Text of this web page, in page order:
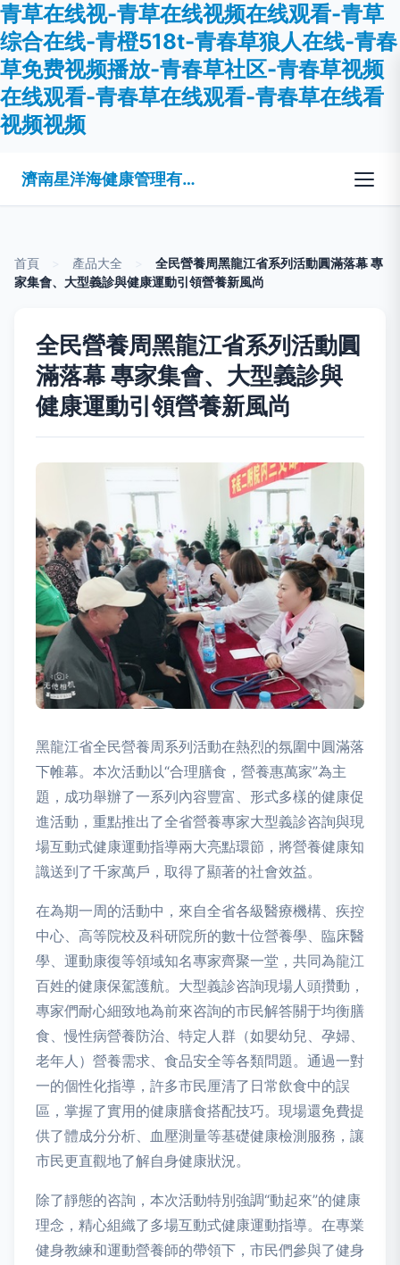
青草在线视-青草在线视频在线观看-青草
综合在线-青橙518t-青春草狼人在线-青春
草免费视频播放-青春草社区-青春草视频
在线观看-青春草在线观看-青春草在线看
视频视频
濟南星洋海健康管理有限公司
首頁 產品大全
全民營養周黑龍江省系列活動圓滿落幕 專
家集會、大型義診與健康運動引領營養新風尚
全民營養周黑龍江省系列活動圓
滿落幕 專家集會、大型義診與
健康運動引領營養新風尚
黑龍江省全民營養周系列活動在熱烈的氛圍中圓滿落
下帷幕。本次活動以“合理膳食，營養惠萬家”為主
題，成功舉辦了一系列內容豐富、形式多樣的健康促
進活動，重點推出了全省營養專家大型義診咨詢與現
場互動式健康運動指導兩大亮點環節，將營養健康知
識送到了千家萬戶，取得了顯著的社會效益。
在為期一周的活動中，來自全省各級醫療機構、疾控
中心、高等院校及科研院所的數十位營養學、臨床醫
學、運動康復等領域知名專家齊聚一堂，共同為龍江
百姓的健康保駕護航。大型義診咨詢現場人頭攢動，
專家們耐心細致地為前來咨詢的市民解答關于均衡膳
食、慢性病營養防治、特定人群（如嬰幼兒、孕婦、
老年人）營養需求、食品安全等各類問題。通過一對
一的個性化指導，許多市民厘清了日常飲食中的誤
區，掌握了實用的健康膳食搭配技巧。現場還免費提
供了體成分分析、血壓測量等基礎健康檢測服務，讓
市民更直觀地了解自身健康狀況。
除了靜態的咨詢，本次活動特別強調“動起來”的健康
理念，精心組織了多場互動式健康運動指導。在專業
健身教練和運動營養師的帶領下，市民們參與了健身